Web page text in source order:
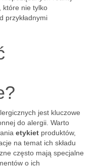
które nie tylko
przykładnymi
jest kluczowe
do alergii. Warto
etykiet produktów,
na temat ich składu
często mają specjalne
o ich